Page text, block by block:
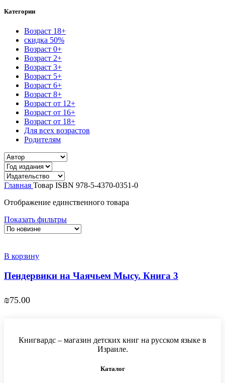
Категории
Возраст 18+
скидка 50%
Возраст 0+
Возраст 2+
Возраст 3+
Возраст 5+
Возраст 6+
Возраст 8+
Возраст от 12+
Возраст от 16+
Возраст от 18+
Для всех возрастов
Родителям
Главная Товар ISBN 978-5-4370-0351-0
Отображение единственного товара
Показать фильтры
В корзину
Пендервики на Чаячьем Мысу. Книга 3
₪75.00
Книгвардс – магазин детских книг на русском языке в
Израиле.
Каталог